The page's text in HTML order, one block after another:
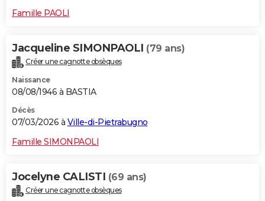
Famille PAOLI
Jacqueline SIMONPAOLI (79 ans)
Créer une cagnotte obsèques
Naissance
08/08/1946 à BASTIA
Décès
07/03/2026 à Ville-di-Pietrabugno
Famille SIMONPAOLI
Jocelyne CALISTI (69 ans)
Créer une cagnotte obsèques